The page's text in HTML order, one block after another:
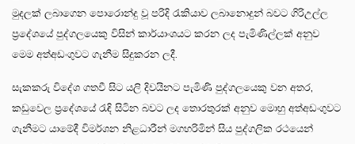
මුදලක් ලබාගෙන පොරොන්දු වූ පරිදි රැකියාව ලබානොදුන් බවට ගිරිඋල්ල
ප්‍රදේශයේ පුද්ගලයෙකු විසින් කාර්යාංශයට කරන ලද පැමිණිල්ලක් අනුව
මෙම අත්අඩංගුවට ගැනීම සිදුකරන ලදී.
සැකකරු විදේශ ගතවී සිට යලි දිවයිනට පැමිණි පුද්ගලයෙකු වන අතර,
කඩුවෙල ප්‍රදේශයේ රැඳි සිටින බවට ලද තොරතුරක් අනුව මොහු අත්අඩංගුවට
ගැනීමට යාමේදී විමර්ශන නිළධාරීන් මගහරිමින් සිය පුද්ගලික රථයෙන්